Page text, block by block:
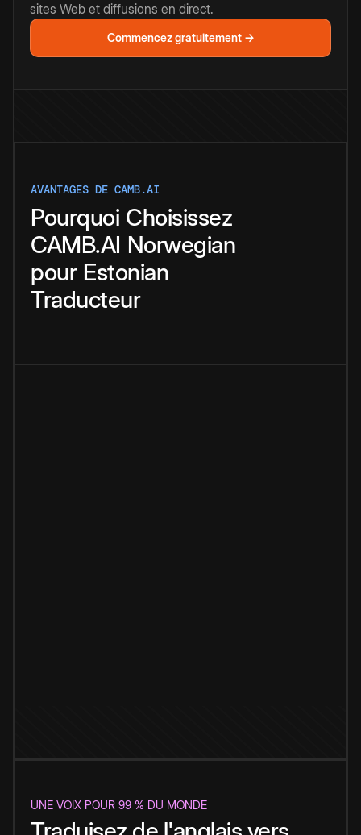
sites Web et diffusions en direct.
Commencez gratuitement →
AVANTAGES DE CAMB.AI
Pourquoi Choisissez
CAMB.AI Norwegian
pour Estonian
Traducteur
UNE VOIX POUR 99 % DU MONDE